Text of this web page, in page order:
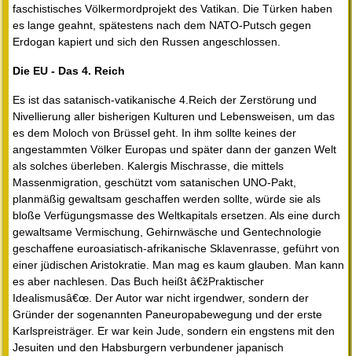
faschistisches Völkermordprojekt des Vatikan. Die Türken haben
es lange geahnt, spätestens nach dem NATO-Putsch gegen
Erdogan kapiert und sich den Russen angeschlossen.
Die EU - Das 4. Reich
Es ist das satanisch-vatikanische 4.Reich der Zerstörung und
Nivellierung aller bisherigen Kulturen und Lebensweisen, um das
es dem Moloch von Brüssel geht. In ihm sollte keines der
angestammten Völker Europas und später dann der ganzen Welt
als solches überleben. Kalergis Mischrasse, die mittels
Massenmigration, geschützt vom satanischen UNO-Pakt,
planmäßig gewaltsam geschaffen werden sollte, würde sie als
bloße Verfügungsmasse des Weltkapitals ersetzen. Als eine durch
gewaltsame Vermischung, Gehirnwäsche und Gentechnologie
geschaffene euroasiatisch-afrikanische Sklavenrasse, geführt von
einer jüdischen Aristokratie. Man mag es kaum glauben. Man kann
es aber nachlesen. Das Buch heißt â€žPraktischer
Idealismusâ€œ. Der Autor war nicht irgendwer, sondern der
Gründer der sogenannten Paneuropabewegung und der erste
Karlspreisträger. Er war kein Jude, sondern ein engstens mit den
Jesuiten und den Habsburgern verbundener japanisch